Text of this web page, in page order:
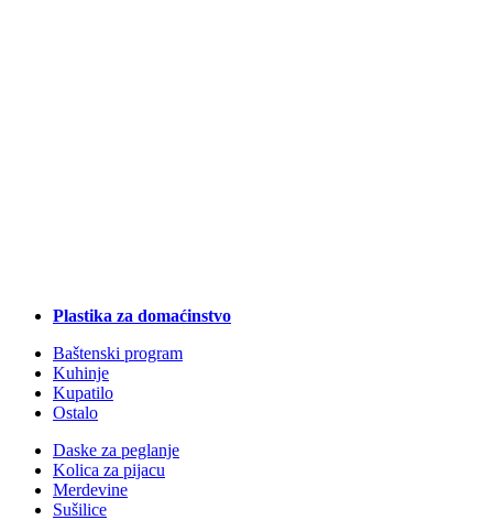
Plastika za domaćinstvo
Baštenski program
Kuhinje
Kupatilo
Ostalo
Daske za peglanje
Kolica za pijacu
Merdevine
Sušilice